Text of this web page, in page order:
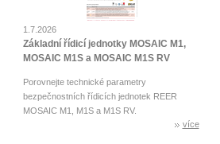
1.7.2026
Základní řídicí jednotky MOSAIC M1,
MOSAIC M1S a MOSAIC M1S RV
Porovnejte technické parametry
bezpečnostních řídicích jednotek REER
MOSAIC M1, M1S a M1S RV.
více